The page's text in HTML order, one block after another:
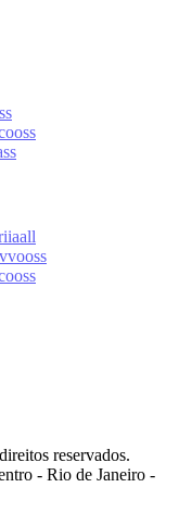
ss
ooss
ss
iiaall
vvooss
ooss
reservados.
- Rio de Janeiro -